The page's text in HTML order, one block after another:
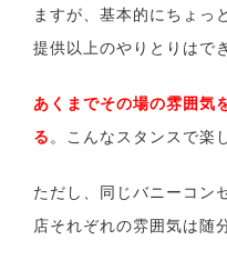
ますが、基本的にちょっ
提供以上のやりとりはで
あくまでその場の雰囲気
る 。こんなスタンスで楽
ただし、同じバニーコン
店それぞれの雰囲気は随